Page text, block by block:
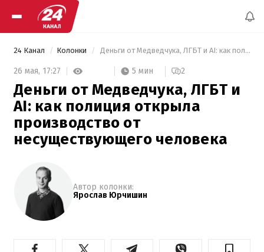
24 Канал Колонки Деньги от Медведчука, ЛГБТ и AI: как полиция открыла производство от несуществующего человека
26 мая, 17:27 5 мин 2
Деньги от Медведчука, ЛГБТ и
AI: как полиция открыла
производство от
несуществующего человека
Автор колонки:
Ярослав Юрчишин